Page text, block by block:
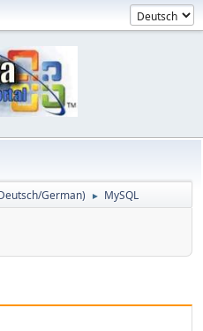
German) ► MySQL